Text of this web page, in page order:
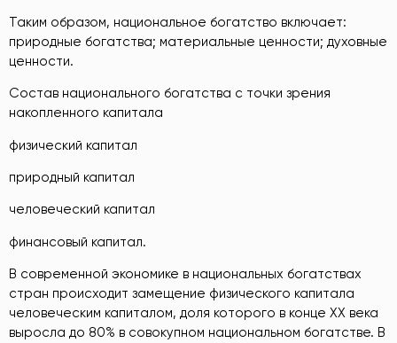
Таким образом, национальное богатство включает:
природные богатства; материальные ценности; духовные
ценности.
Состав национального богатства с точки зрения
накопленного капитала
физический капитал
природный капитал
человеческий капитал
финансовый капитал.
В современной экономике в национальных богатствах
стран происходит замещение физического капитала
человеческим капиталом, доля которого в конце ХХ века
выросла до 80% в совокупном национальном богатстве. В